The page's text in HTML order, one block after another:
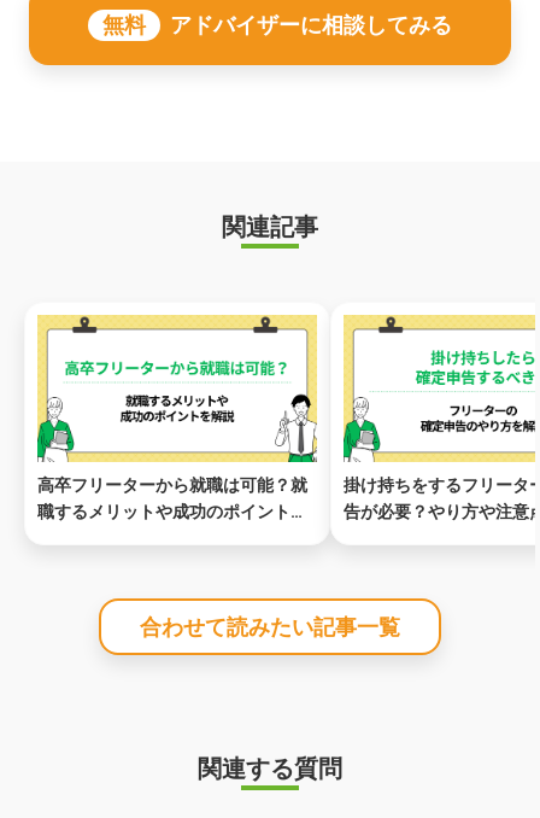
無料 アドバイザーに相談してみる
関連記事
高卒フリーターから就職は可能？就
職するメリットや成功のポイントを
掛け持ちをするフリータ
告が必要？やり方や注意
合わせて読みたい記事一覧
関連する質問